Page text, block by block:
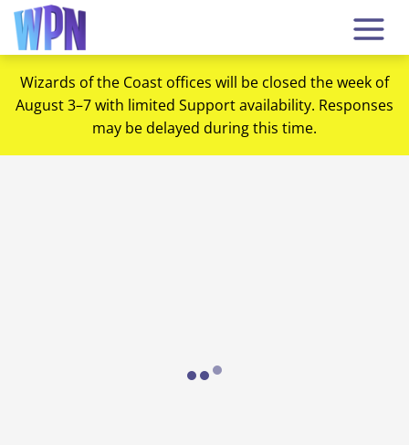
Wizards of the Coast offices will be closed the week of
August 3–7 with limited Support availability. Responses
may be delayed during this time.
Loading...